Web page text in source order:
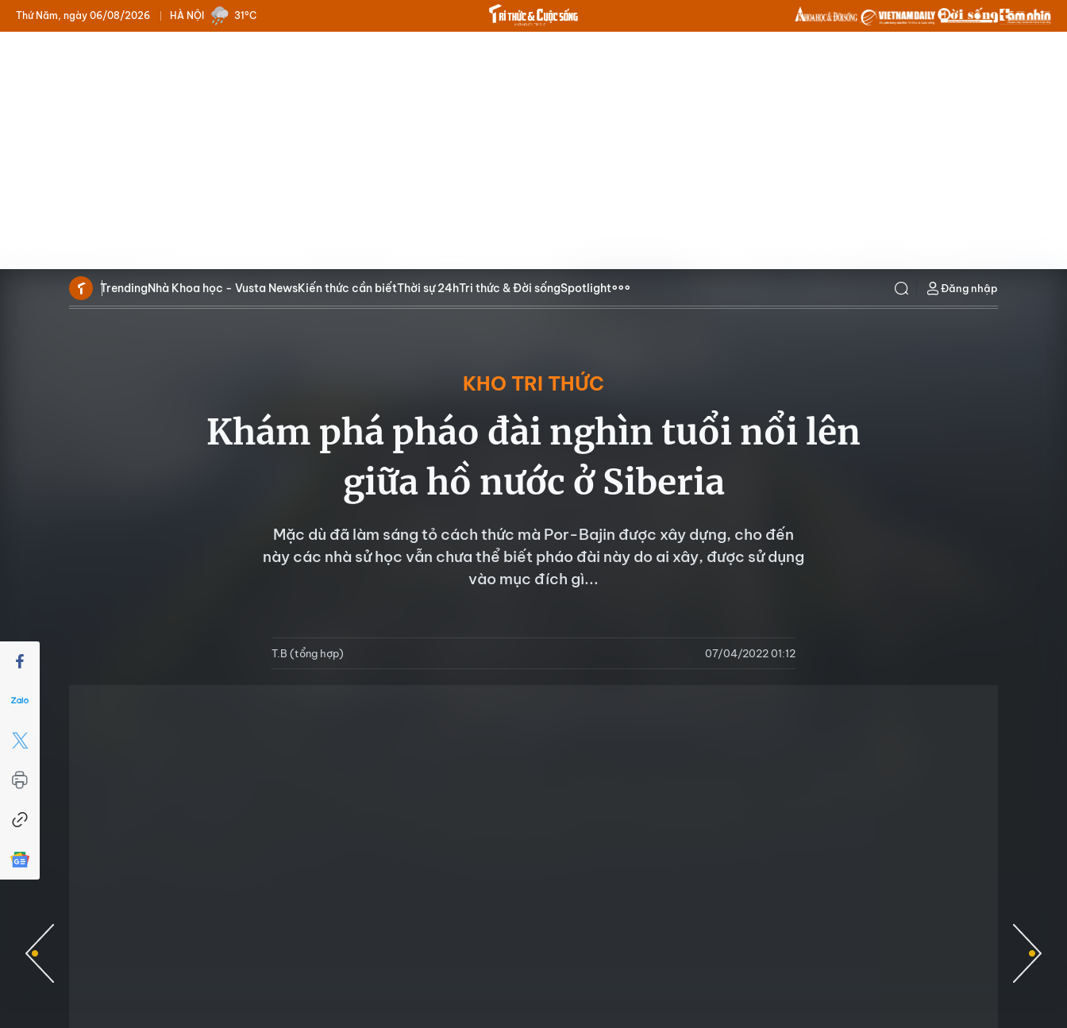
HÀ NỘI
Thứ Năm, ngày 06/08/2026 31°C
TrendingNhà Khoa học - Vusta NewsKiến thức cần biếtThời sự 24hTri thức & Đời sốngSpotlight Đăng nhập
KHO TRI THỨC
Khám phá pháo đài nghìn tuổi nổi lên
giữa hồ nước ở Siberia
Mặc dù đã làm sáng tỏ cách thức mà Por-Bajin được xây dựng, cho đến
này các nhà sử học vẫn chưa thể biết pháo đài này do ai xây, được sử dụng
vào mục đích gì...
T.B (tổng hợp) 07/04/2022 01:12